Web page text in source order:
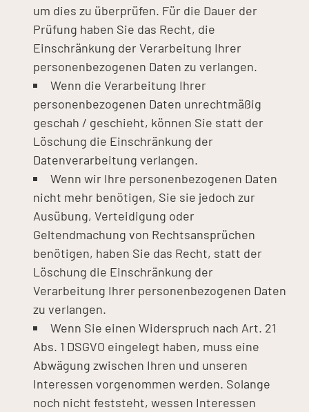
um dies zu überprüfen. Für die Dauer der
Prüfung haben Sie das Recht, die
Einschränkung der Verarbeitung Ihrer
personenbezogenen Daten zu verlangen.
Wenn die Verarbeitung Ihrer
personenbezogenen Daten unrechtmäßig
geschah / geschieht, können Sie statt der
Löschung die Einschränkung der
Datenverarbeitung verlangen.
Wenn wir Ihre personenbezogenen Daten
nicht mehr benötigen, Sie sie jedoch zur
Ausübung, Verteidigung oder
Geltendmachung von Rechtsansprüchen
benötigen, haben Sie das Recht, statt der
Löschung die Einschränkung der
Verarbeitung Ihrer personenbezogenen Daten
zu verlangen.
Wenn Sie einen Widerspruch nach Art. 21
Abs. 1 DSGVO eingelegt haben, muss eine
Abwägung zwischen Ihren und unseren
Interessen vorgenommen werden. Solange
noch nicht feststeht, wessen Interessen